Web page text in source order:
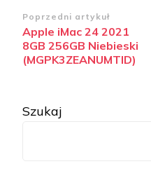
Zobacz
wpisy
Poprzedni artykuł
Apple iMac 24 2021
8GB 256GB Niebieski
(MGPK3ZEANUMTID)
Szukaj